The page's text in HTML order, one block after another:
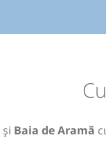
și Baia de Aramă